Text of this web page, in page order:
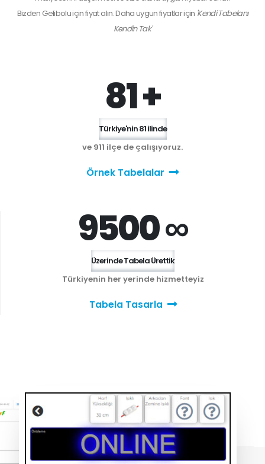
Bizden Geliboluiçin fiyat alın. Daha uygun fiyatlar için 'Kendi Tabelanı
Kendin Tak'
81 +
Türkiye'nin 81 ilinde
ve 911 ilçe de çalışıyoruz.
Örnek Tabelalar
9500 ∞
Üzerinde Tabela Ürettik
Türkiyenin her yerinde hizmetteyiz
Tabela Tasarla